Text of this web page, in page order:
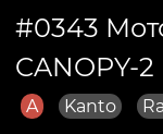
#0343
CANOPY-2
A Kanto